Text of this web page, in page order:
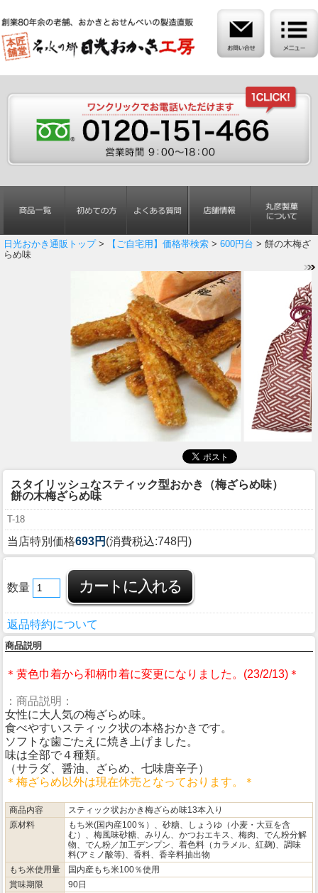
日光おかき通販トップ> 【ご自宅用】価格帯検索 > 600円台 > 餅の木梅ざ
らめ味
スタイリッシュなスティック型おかき（梅ざらめ味）
餅の木梅ざらめ味
T-18
当店特別価格693円 (消費税込:748円)
数量
返品特約について
商品説明
＊黄色巾着から和柄巾着に変更になりました。(23/2/13)＊
：商品説明：
女性に大人気の梅ざらめ味。
食べやすいスティック状の本格おかきです。
ソフトな歯ごたえに焼き上げました。
味は全部で４種類。
（サラダ、醤油、ざらめ、七味唐辛子）
＊梅ざらめ以外は現在休売となっております。＊
商品内容
スティック状おかき梅ざらめ味13本入り
原材料
もち米(国内産100％）、砂糖、しょうゆ（小麦・大豆を含
む）、梅風味砂糖、みりん、かつおエキス、梅肉、でん粉分解
物、でん粉／加工デンプン、着色料（カラメル、紅麹)、調味
料(アミノ酸等)、香料、香辛料抽出物
もち米使用量
国内産もち米100％使用
賞味期限
90日